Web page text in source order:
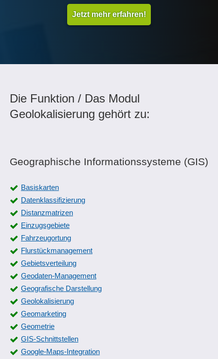
Jetzt mehr erfahren!
Die Funktion / Das Modul
Geolokalisierung gehört zu:
Geographische Informationssysteme (GIS)
Basiskarten
Datenklassifizierung
Distanzmatrizen
Einzugsgebiete
Fahrzeugortung
Flurstückmanagement
Gebietsverteilung
Geodaten-Management
Geografische Darstellung
Geolokalisierung
Geomarketing
Geometrie
GIS-Schnittstellen
Google-Maps-Integration